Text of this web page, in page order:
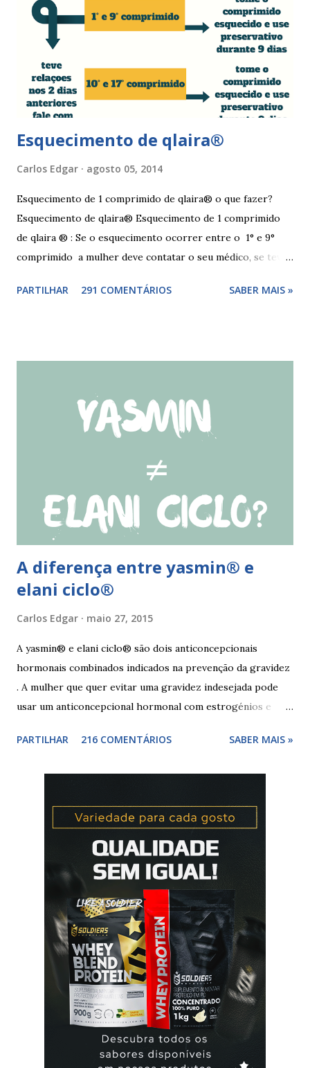
sexuais durante 4 dias, aplicar pomada pastosa de vitamina
A e óxido de zinco, fazer a higiene intima duas vezes ao dia
com sabonete de pH neutro e quando retomar as relações
sexuais deverá garantir que a ferida está cicatrizada e que
está lubrificada, se necessário usar um lubrific...
Esquecimento de qlaira®
Carlos Edgar agosto 05, 2014
Esquecimento de 1 comprimido de qlaira® o que fazer?
Esquecimento de qlaira® Esquecimento de 1 comprimido
de qlaira ® : Se o esquecimento ocorrer entre o 1° e 9°
comprimido a mulher deve contatar o seu médico, se teve
comprimido(s) esquecidos, continuar a tomar os restantes
Se o esquecimento ocorrer entre o 18° e o 24°
comprimido a mulher deve iniciar nova cartela ou carteira
esquecimento ocorrer entre o 25° e o 26° comprimido a
tomando os restantes. Se...
PARTILHAR 291 COMENTÁRIOS SABER MAIS »
A diferença entre yasmin® e
elani ciclo®
Carlos Edgar maio 27, 2015
A yasmin® e elani ciclo® são dois anticoncepcionais
hormonais combinados indicados na prevenção da gravidez
. A mulher que quer evitar uma gravidez indesejada pode
usar um anticoncepcional hormonal com estrogénios e
para não correr riscos. Os anticoncepcionais yasmin® e
mulher deve tomar um comprimido por dia, seguindo
a ordem da cartela ou blister. No final da cartela ou blister
deve fazer uma pausa de 7 dias, para menstruar. A mulher
que usa a elani ciclo® pode ter que tomar seguida, deve
seguir a recomendação de seu médico. A yasmin® e elani
ciclo® são iguais? Sim são, ambas as pílulas têm a
mesma composição hormonal, apesar da yasmin ® ter
menos comprimidos, 21 comprimidos por carte...
PARTILHAR 216 COMENTÁRIOS SABER MAIS »